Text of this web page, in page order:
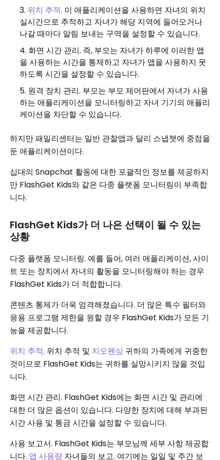
위치 추적. 이 애플리케이션을 사용하면 자녀의 위치 ​​
실시간으로 추적하고 자녀가 해당 지역에 들어오거나
나갈 때마다 알림 보내는 구역을 설정할 수 있습니다.
화면 시간 관리. 즉, 부모는 자녀가 하루에 이러한 앱
을 사용하는 시간을 통제하고 자녀가 앱을 사용하지 못
하도록 시간을 설정할 수 있습니다.
원격 장치 관리. 부모는 부모 제어판에서 자녀가 사용
하는 애플리케이션을 모니터링하고 자녀 기기의 애플리
케이션을 차단할 수 있습니다.
하지만 패밀리센터는 일반 관찰앱과 달리 스냅챗에 중점을
둔 애플리케이션이다.
십대의 Snapchat 활동에 대한 포괄적인 정보를 제공하지
만 FlashGet Kids와 같은 다중 플랫폼 모니터링이 부족합
니다.
FlashGet Kids가 더 나은 선택이 될 수 있는
상황
다중 플랫폼 모니터링. 예를 들어, 여러 애플리케이션, 사이
트 또는 장치에서 자녀의 활동을 모니터링해야 하는 경우
FlashGet Kids가 더 적합합니다.
콘텐츠 통제가 더욱 엄격해졌습니다. 더 많은 특수 필터와
응용 프로그램 제한을 원할 경우 FlashGet Kids가 모든 기
능을 제공합니다.
위치 추적. 위치 추적 및 지오펜싱 귀하의 가족에게 귀중한
것이므로 FlashGet Kids는 귀하를 실망시키지 않을 것입
니다.
화면 시간 관리. FlashGet Kids에는 화면 시간 및 관리에
대한 더 많은 옵션이 있습니다. 다양한 장치에 대해 부과된
시간 사용 및 통금 시간을 설정할 수 있습니다.
사용 보고서. FlashGet Kids는 부모님께 세부 사항 제공합
니다. 앱 사용량 자녀들의 보고. 여기에는 일일 및 주간 보